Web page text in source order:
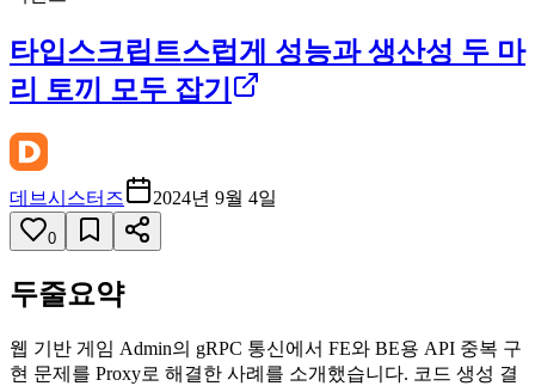
타입스크립트스럽게 성능과 생산성 두 마
리 토끼 모두 잡기
데브시스터즈 2024년 9월 4일
0
두줄요약
웹 기반 게임 Admin의 gRPC 통신에서 FE와 BE용 API 중복 구
현 문제를 Proxy로 해결한 사례를 소개했습니다. 코드 생성 결